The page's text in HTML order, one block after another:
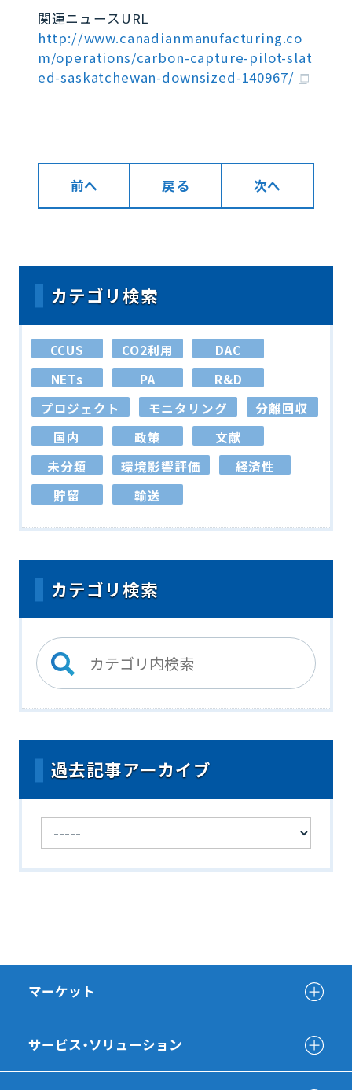
関連ニュースURL
http://www.canadianmanufacturing.co
m/operations/carbon-capture-pilot-slat
ed-saskatchewan-downsized-140967/
前へ 戻る 次へ
カテゴリ検索
CCUS CO2利用
DAC
NETs
PA
R&D
プロジェクト
モニタリング
分離回収
国内
政策
文献
未分類
環境影響評価
経済性
貯留
輸送
カテゴリ検索
過去記事アーカイブ
マーケット
サービス・ソリューション